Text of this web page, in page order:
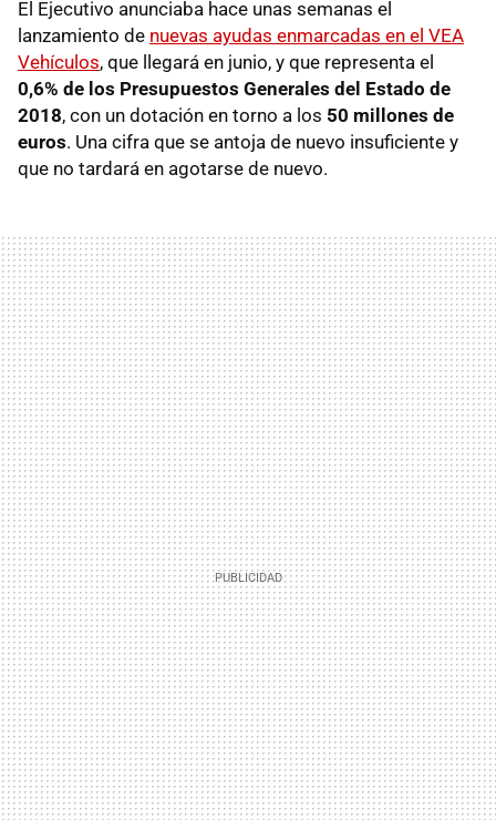
El Ejecutivo anunciaba hace unas semanas el
lanzamiento de nuevas ayudas enmarcadas en el VEA
Vehículos, que llegará en junio, y que representa el
0,6% de los Presupuestos Generales del Estado de
2018, con un dotación en torno a los 50 millones de
euros. Una cifra que se antoja de nuevo insuficiente y
que no tardará en agotarse de nuevo.